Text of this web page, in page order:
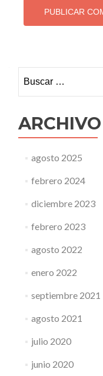
ARCHIVO
agosto 2025
febrero 2024
diciembre 2023
febrero 2023
agosto 2022
enero 2022
septiembre 2021
agosto 2021
julio 2020
junio 2020